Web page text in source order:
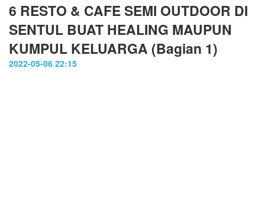
6 RESTO & CAFE SEMI OUTDOOR DI
SENTUL BUAT HEALING MAUPUN
KUMPUL KELUARGA (Bagian 1)
2022-05-06 22:15